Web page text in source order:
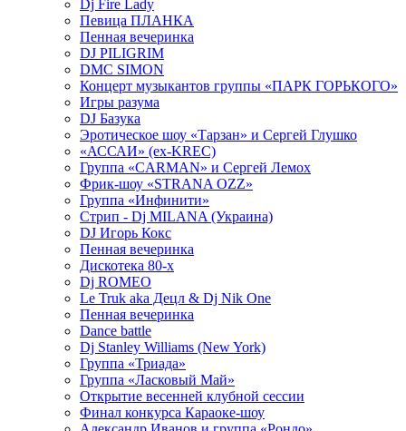
Dj Fire Lady
Певица ПЛАНКА
Пенная вечеринка
DJ PILIGRIM
DMC SIMON
Концерт музыкантов группы «ПАРК ГОРЬКОГО»
Игры разума
DJ Базука
Эротическое шоу «Тарзан» и Сергей Глушко
«АССАИ» (ex-KREC)
Группа «CARMAN» и Сергей Лемох
Фрик-шоу «STRANA OZZ»
Группа «Инфинити»
Стрип - Dj MILANA (Украина)
DJ Игорь Кокс
Пенная вечеринка
Дискотека 80-х
Dj ROMEO
Le Truk aka Децл & Dj Nik One
Пенная вечеринка
Dance battle
Dj Stanley Williams (New York)
Группа «Триада»
Группа «Ласковый Май»
Открытие весенней клубной сессии
Финал конкурса Караоке-шоу